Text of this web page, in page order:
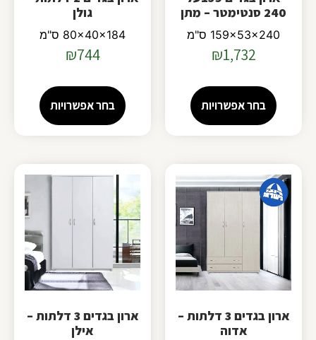
240 סנטימטר – מתן
159x53x240 ס"מ
₪1,732
בחר אפשרויות
גולן
80x40x184 ס"מ
₪744
בחר אפשרויות
ארון בגדים 3 דלתות –
אדוה
ארון בגדים 3 דלתות –
אילן